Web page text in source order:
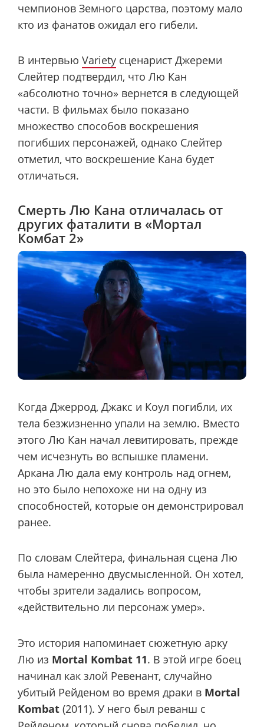
чемпионов Земного царства, поэтому мало
кто из фанатов ожидал его гибели.
В интервью Variety сценарист Джереми
Слейтер подтвердил, что Лю Кан
«абсолютно точно» вернется в следующей
части. В фильмах было показано
множество способов воскрешения
погибших персонажей, однако Слейтер
отметил, что воскрешение Кана будет
отличаться.
Смерть Лю Кана отличалась от
других фаталити в «Мортал
Комбат 2»
Когда Джеррод, Джакс и Коул погибли, их
тела безжизненно упали на землю. Вместо
этого Лю Кан начал левитировать, прежде
чем исчезнуть во вспышке пламени.
Аркана Лю дала ему контроль над огнем,
но это было непохоже ни на одну из
способностей, которые он демонстрировал
ранее.
По словам Слейтера, финальная сцена Лю
была намеренно двусмысленной. Он хотел,
чтобы зрители задались вопросом,
«действительно ли персонаж умер».
Это история напоминает сюжетную арку
Лю из Mortal Kombat 11. В этой игре боец
начинал как злой Ревенант, случайно
убитый Рейденом во время драки в Mortal
Kombat (2011). У него был реванш с